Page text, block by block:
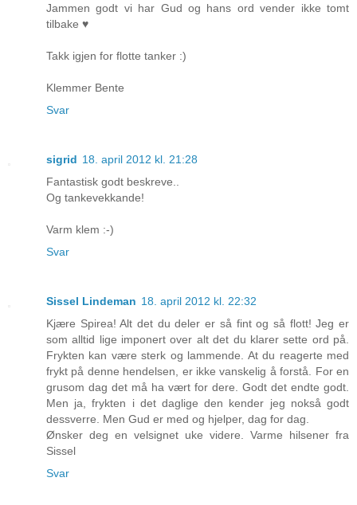
Jammen godt vi har Gud og hans ord vender ikke tomt
tilbake ♥
Takk igjen for flotte tanker :)
Klemmer Bente
Svar
sigrid 18. april 2012 kl. 21:28
Fantastisk godt beskreve..
Og tankevekkande!
Varm klem :-)
Svar
Sissel Lindeman 18. april 2012 kl. 22:32
Kjære Spirea! Alt det du deler er så fint og så flott! Jeg er
som alltid lige imponert over alt det du klarer sette ord på.
Frykten kan være sterk og lammende. At du reagerte med
frykt på denne hendelsen, er ikke vanskelig å forstå. For en
grusom dag det må ha vært for dere. Godt det endte godt.
Men ja, frykten i det daglige den kender jeg nokså godt
dessverre. Men Gud er med og hjelper, dag for dag.
Ønsker deg en velsignet uke videre. Varme hilsener fra
Sissel
Svar